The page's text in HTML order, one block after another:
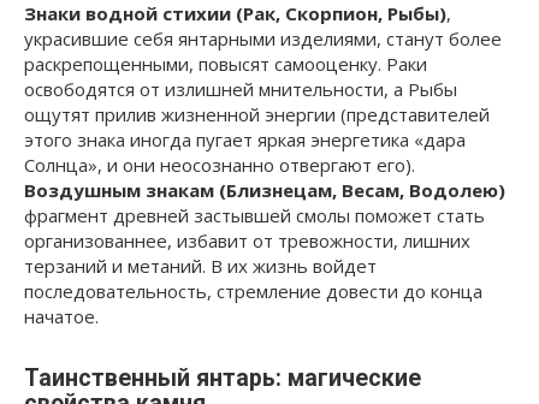
Знаки водной стихии (Рак, Скорпион, Рыбы),
украсившие себя янтарными изделиями, станут более
раскрепощенными, повысят самооценку. Раки
освободятся от излишней мнительности, а Рыбы
ощутят прилив жизненной энергии (представителей
этого знака иногда пугает яркая энергетика «дара
Солнца», и они неосознанно отвергают его).
Воздушным знакам (Близнецам, Весам, Водолею)
фрагмент древней застывшей смолы поможет стать
организованнее, избавит от тревожности, лишних
терзаний и метаний. В их жизнь войдет
последовательность, стремление довести до конца
начатое.
Таинственный янтарь: магические